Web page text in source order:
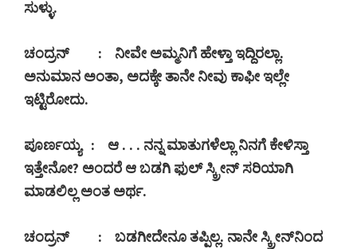
ಸುಳ್ಳು.
ಚಂದ್ರನ್ : ನೀವೇ ಅಮ್ಮನಿಗೆ ಹೇಳ್ತಾ ಇದ್ದಿರಲ್ಲಾ.
ಅನುಮಾನ ಅಂತಾ, ಅದಕ್ಕೇ ತಾನೇ ನೀವು ಕಾಫೀ ಇಲ್ಲೇ
ಇಟ್ಟಿರೋದು.
ಪೂರ್ಣಯ್ಯ: ಆ . . . ನನ್ನ ಮಾತುಗಳೆಲ್ಲಾ ನಿನಗೆ ಕೇಳಿಸ್ತಾ
ಇತ್ತೇನೋ? ಅಂದರೆ ಆ ಬಡಗಿ ಫುಲ್ ಸ್ಕ್ರೀನ್ ಸರಿಯಾಗಿ
ಮಾಡಲಿಲ್ಲ ಅಂತ ಅರ್ಥ.
ಚಂದ್ರನ್ : ಬಡಗೀದೇನೂ ತಪ್ಪಿಲ್ಲ. ನಾನೇ ಸ್ಕ್ರೀನ್‍ನಿಂದ